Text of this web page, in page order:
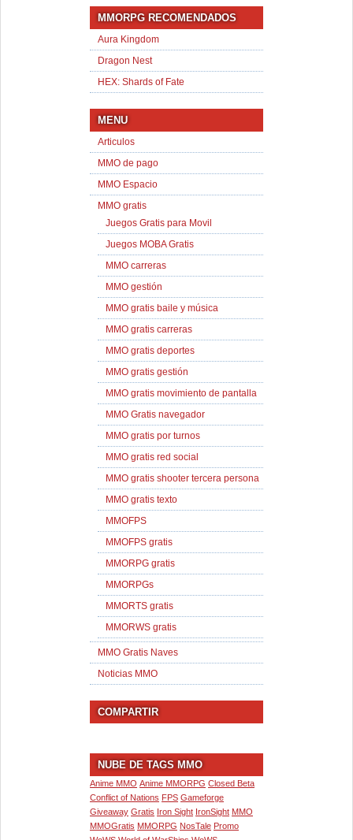
MMORPG RECOMENDADOS
Aura Kingdom
Dragon Nest
HEX: Shards of Fate
MENU
Articulos
MMO de pago
MMO Espacio
MMO gratis
Juegos Gratis para Movil
Juegos MOBA Gratis
MMO carreras
MMO gestión
MMO gratis baile y música
MMO gratis carreras
MMO gratis deportes
MMO gratis gestión
MMO gratis movimiento de pantalla
MMO Gratis navegador
MMO gratis por turnos
MMO gratis red social
MMO gratis shooter tercera persona
MMO gratis texto
MMOFPS
MMOFPS gratis
MMORPG gratis
MMORPGs
MMORTS gratis
MMORWS gratis
MMO Gratis Naves
Noticias MMO
COMPARTIR
NUBE DE TAGS MMO
Anime MMO Anime MMORPG Closed Beta
Conflict of Nations FPS Gameforge
Giveaway Gratis Iron Sight IronSight MMO
MMOGratis MMORPG NosTale Promo